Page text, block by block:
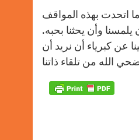
اتحدت بهذه المواقف
وأن يحثنا بحبه.
عن كبرياء أن نريد أن